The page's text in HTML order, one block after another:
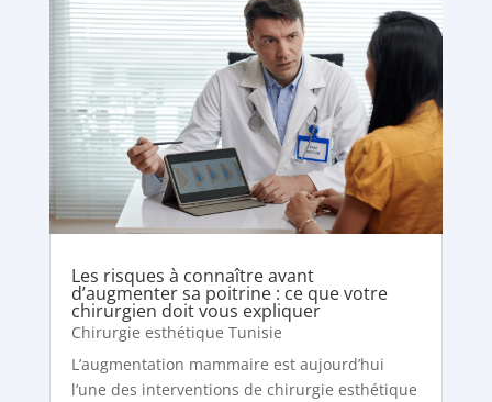
Les risques à connaître avant
d’augmenter sa poitrine : ce que votre
chirurgien doit vous expliquer
Chirurgie esthétique Tunisie
L’augmentation mammaire est aujourd’hui
l’une des interventions de chirurgie esthétique